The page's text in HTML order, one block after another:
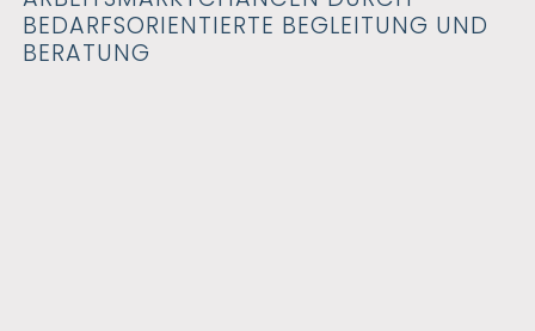
BEDARFSORIENTIERTE BEGLEITUNG UND
BERATUNG